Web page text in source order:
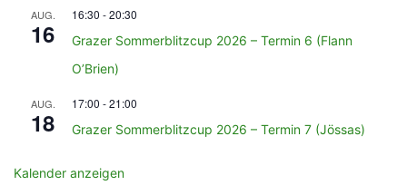
AUG.
16
16:30 -20:30
Grazer Sommerblitzcup 2026 – Termin 6 (Flann
O’Brien)
AUG.
18
17:00 -21:00
Grazer Sommerblitzcup 2026 – Termin 7 (Jössas)
Kalender anzeigen